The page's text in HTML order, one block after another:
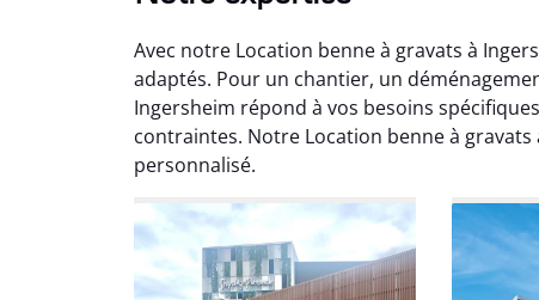
Avec notre Location benne à gravats à
adaptés. Pour un chantier, un
Ingersheim répond à vos besoins
contraintes. Notre Location benne à
personnalisé.
Le